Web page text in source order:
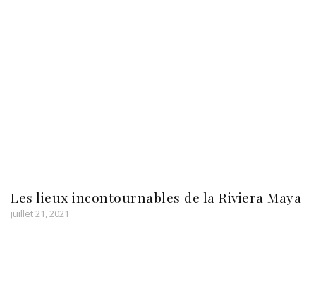
Les lieux incontournables de la Riviera Maya
juillet 21, 2021